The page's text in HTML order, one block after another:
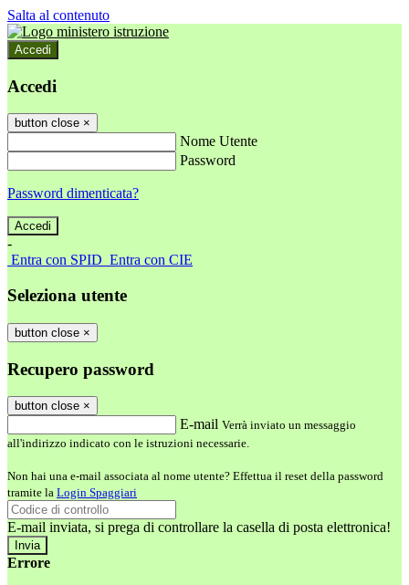
Salta al contenuto
Accedi
Accedi
button close ×
Nome Utente
Password
Password dimenticata?
-
Entra con SPID Entra con CIE
Seleziona utente
button close ×
Recupero password
button close ×
E-mail Verrà inviato un messaggio
all'indirizzo indicato con le istruzioni necessarie.
Non hai una e-mail associata al nome utente? Effettua il reset della password
tramite la Login Spaggiari
E-mail inviata, si prega di controllare la casella di posta elettronica!
Errore